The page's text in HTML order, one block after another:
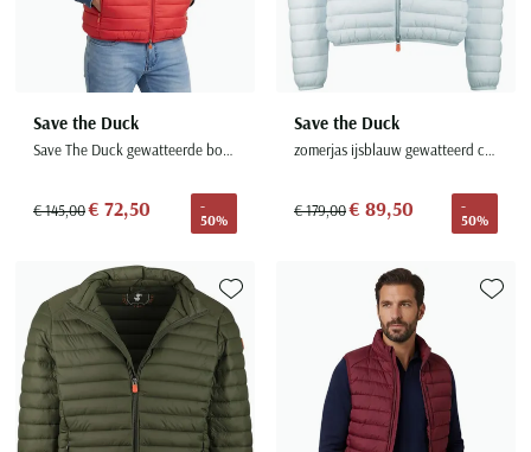
Save the Duck
Save The Duck gewatteerde bodywarmer rood
€ 145,00€ 72,50
-
50%
Save the Duck
zomerjas ijsblauw gewatteerd capuchon
€ 179,00€ 89,50
-
50%
Toevoegen aan favorieten